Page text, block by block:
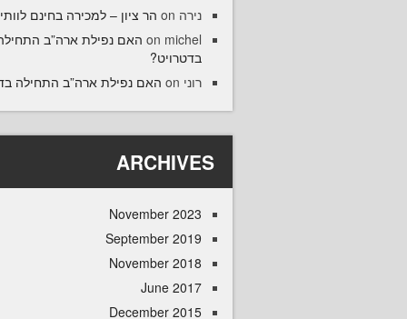
נירה
הר ציון – למכירה בחינם
michel
האם נפילת ארה”ב
בדטרויט?
רוני
האם נפילת ארה”ב התחילה
ARCHIVES
November 2023
September 2019
November 2018
June 2017
December 2015